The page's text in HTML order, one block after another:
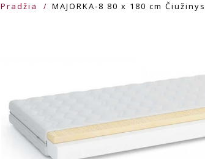
Pradžia MAJORKA-8 80 x 180 cm Čiužinys